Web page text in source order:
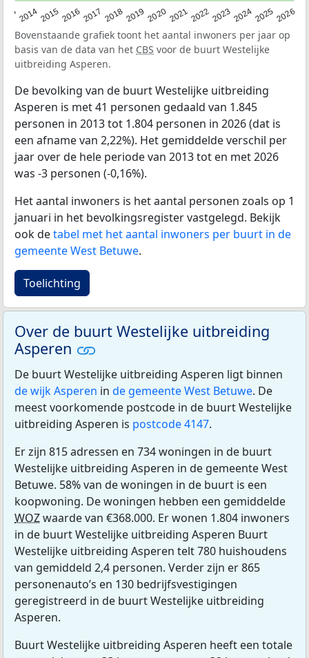
2014201520162017 20182019 2020202120222023202420252026
Bovenstaande grafiek toont het aantal inwoners per jaar op
basis van de data van het CBS voor de buurt Westelijke
uitbreiding Asperen.
De bevolking van de buurt Westelijke uitbreiding
Asperen is met 41 personen gedaald van 1.845
personen in 2013 tot 1.804 personen in 2026 (dat is
een afname van 2,22%). Het gemiddelde verschil per
jaar over de hele periode van 2013 tot en met 2026
was -3 personen (-0,16%).
Het aantal inwoners is het aantal personen zoals op 1
januari in het bevolkingsregister vastgelegd. Bekijk
ook detabel met het aantal inwoners per buurt in de
gemeente West Betuwe.
Toelichting
Over de buurt Westelijke uitbreiding
Asperen
De buurt Westelijke uitbreiding Asperen ligt binnen
de wijk Asperen in de gemeente West Betuwe. De
meest voorkomende postcode in de buurt Westelijke
uitbreiding Asperen is postcode 4147.
Er zijn 815 adressen en 734 woningen in de buurt
Westelijke uitbreiding Asperen in de gemeente West
Betuwe. 58% van de woningen in de buurt is een
koopwoning. De woningen hebben een gemiddelde
WOZwaarde van €368.000. Er wonen 1.804 inwoners
in de buurt Westelijke uitbreiding Asperen Buurt
Westelijke uitbreiding Asperen telt 780 huishoudens
van gemiddeld 2,4 personen. Verder zijn er 865
personenauto’s en 130 bedrijfsvestigingen
geregistreerd in de buurt Westelijke uitbreiding
Asperen.
Buurt Westelijke uitbreiding Asperen heeft een totale